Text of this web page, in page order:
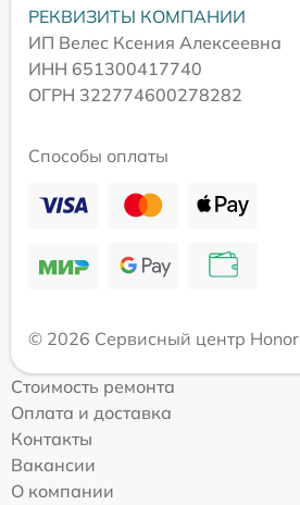
РЕКВИЗИТЫ КОМПАНИИ
ИП Велес Ксения Алексеевна
ИНН 651300417740
ОГРН 322774600278282
Способы оплаты
© 2026 Сервисный центр Honor
Стоимость ремонта
Оплата и доставка
Контакты
Вакансии
О компании